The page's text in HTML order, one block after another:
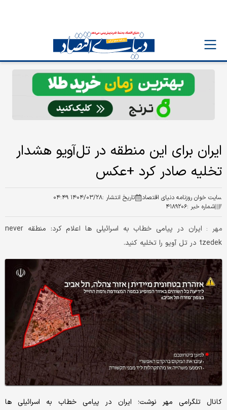
ایران برای این منطقه در تل‌آویو هشدار
تخلیه صادر کرد +عکس
سایت خوان روزنامه دنیای اقتصاد تاریخ انتشار :۱۴۰۴/۰۳/۲۸ ۰۴:۴۹
شماره خبر :۴۱۸۹۲۰۶
مهر :
ایران در پیامی خطاب به اسرائیلی ها اعلام کرد: منطقه never
tzedek در تل آویو را تخلیه کنید.
کانال تلگرامی مهر نوشت؛ ایران در پیامی خطاب به اسرائیلی ها